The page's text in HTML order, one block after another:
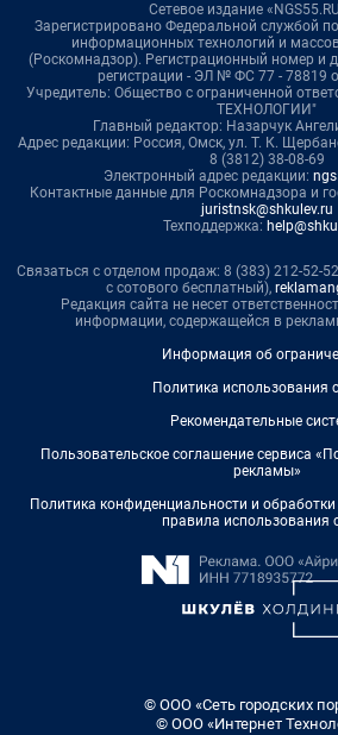
Сетевое издание
Зарегистрировано Федеральной службой
информационных технологий и
(Роскомнадзор). Регистрационный номер и
регистрации - ЭЛ № ФС 77 - 78819
Учредитель: Общество с ограниченной
ТЕХНОЛОГИИ"
Главный редактор: Назарчук
Адрес редакции: Россия, Омск, ул. Т. К.
8 (3812) 38-08-69
Электронный адрес редакции:
Контактные данные для Роскомнадзора и
juristnsk@shkulev.ru
Техподдержка:
Связаться с отделом продаж: 8 (383) 212-52-
с сотового бесплатный),
Редакция сайта не несет
информации, содержащейся в
Информация об
Политика использования
Рекомендательные
Пользовательское соглашение сервиса
рекламы»
Политика конфиденциальности и
правила использования
© ООО «Сеть городских
© ООО «Интернет